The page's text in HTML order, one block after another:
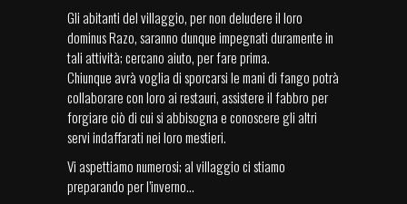
Gli abitanti del villaggio, per non deludere il loro
dominus Razo, saranno dunque impegnati duramente in
tali attività; cercano aiuto, per fare prima.
Chiunque avrà voglia di sporcarsi le mani di fango potrà
collaborare con loro ai restauri, assistere il fabbro per
forgiare ciò di cui si abbisogna e conoscere gli altri
servi indaffarati nei loro mestieri.
Vi aspettiamo numerosi; al villaggio ci stiamo
preparando per l’inverno...